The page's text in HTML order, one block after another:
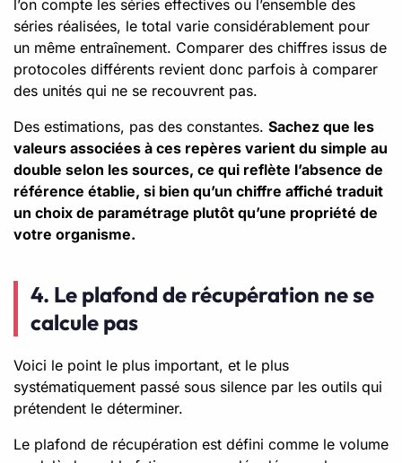
l’on compte les séries effectives ou l’ensemble des
séries réalisées, le total varie considérablement pour
un même entraînement. Comparer des chiffres issus de
protocoles différents revient donc parfois à comparer
des unités qui ne se recouvrent pas.
Des estimations, pas des constantes. Sachez que les
valeurs associées à ces repères varient du simple au
double selon les sources, ce qui reflète l’absence de
référence établie, si bien qu’un chiffre affiché traduit
un choix de paramétrage plutôt qu’une propriété de
votre organisme.
4. Le plafond de récupération ne se
calcule pas
Voici le point le plus important, et le plus
systématiquement passé sous silence par les outils qui
prétendent le déterminer.
Le plafond de récupération est défini comme le volume